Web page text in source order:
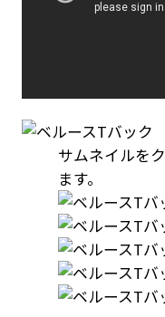
サムネイルを
ます。